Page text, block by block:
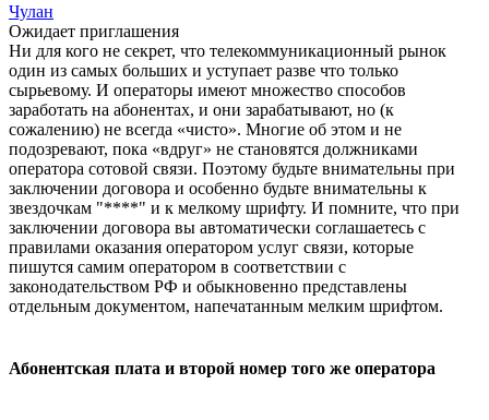
Чулан
Ожидает приглашения
Ни для кого не секрет, что телекоммуникационный рынок
один из самых больших и уступает разве что только
сырьевому. И операторы имеют множество способов
заработать на абонентах, и они зарабатывают, но (к
сожалению) не всегда «чисто». Многие об этом и не
подозревают, пока «вдруг» не становятся должниками
оператора сотовой связи. Поэтому будьте внимательны при
заключении договора и особенно будьте внимательны к
звездочкам "****" и к мелкому шрифту. И помните, что при
заключении договора вы автоматически соглашаетесь с
правилами оказания оператором услуг связи, которые
пишутся самим оператором в соответствии с
законодательством РФ и обыкновенно представлены
отдельным документом, напечатанным мелким шрифтом.
Абонентская плата и второй номер того же оператора